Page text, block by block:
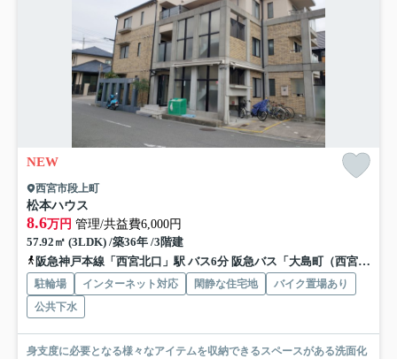
NEW
西宮市段上町
松本ハウス
8.6万円 管理/共益費6,000円
57.92㎡ (3LDK) /築36年 /3階建
阪急神戸本線「西宮北口」駅 バス6分 阪急バス「大島町（西宮市）」 停歩11分
駐輪場 インターネット対応 閑静な住宅地
バイク置場あり
公共下水
身支度に必要となる様々なアイテムを収納できるスペースがある洗面化